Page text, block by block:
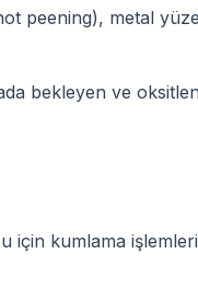
peening), metal
bekleyen ve
için kumlama